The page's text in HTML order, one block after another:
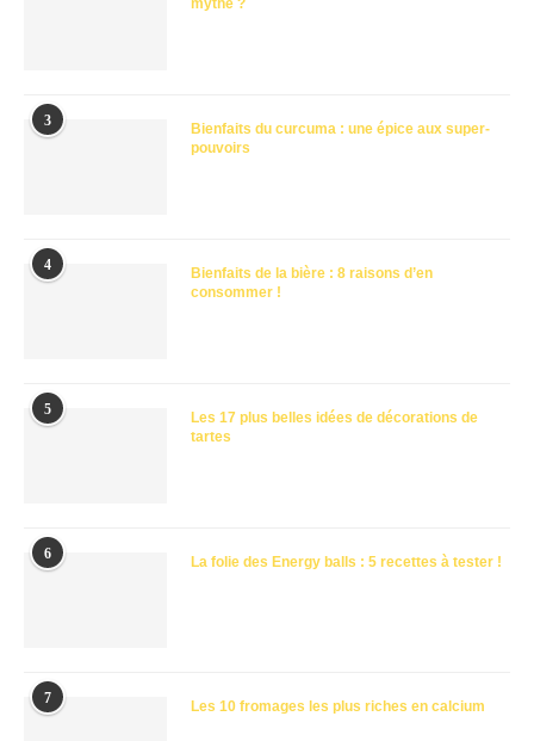
mythe ?
3
Bienfaits du curcuma : une épice aux super-
pouvoirs
4
Bienfaits de la bière : 8 raisons d’en
consommer !
5
Les 17 plus belles idées de décorations de
tartes
6 La folie des Energy balls : 5 recettes à tester !
7 Les 10 fromages les plus riches en calcium